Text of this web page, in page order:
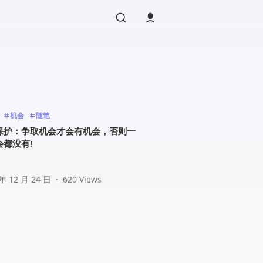
机会 随笔
护：争取机会才会有机会，否则一
都没有!
12 月 24 日 · 620 Views